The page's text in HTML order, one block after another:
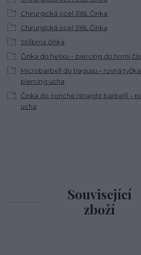
Chirurgická ocel 316L Činka
Chirurgická ocel 316L Činka
Stříbrná činka
Činka do helixu – piercing do horní
Microbarbell do tragusu – rovná
piercing ucha
Činka do conche (straight barbell) –
ucha
Související
zboží